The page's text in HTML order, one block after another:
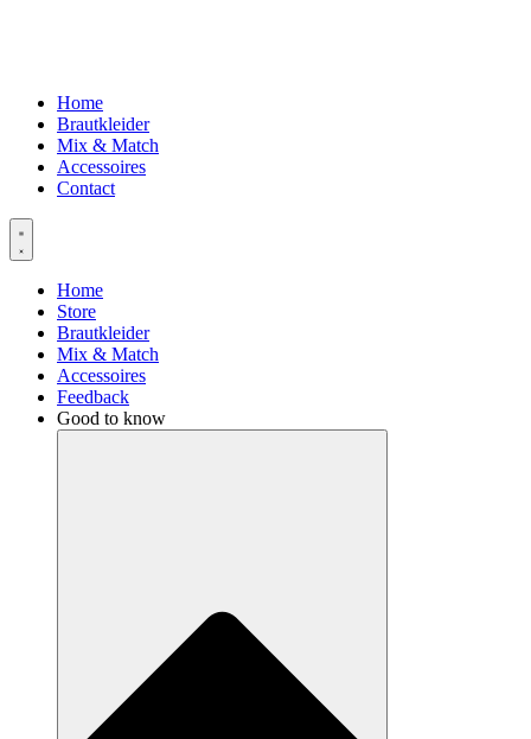
Home
Brautkleider
Mix & Match
Accessoires
Contact
Home
Store
Brautkleider
Mix & Match
Accessoires
Feedback
Good to know